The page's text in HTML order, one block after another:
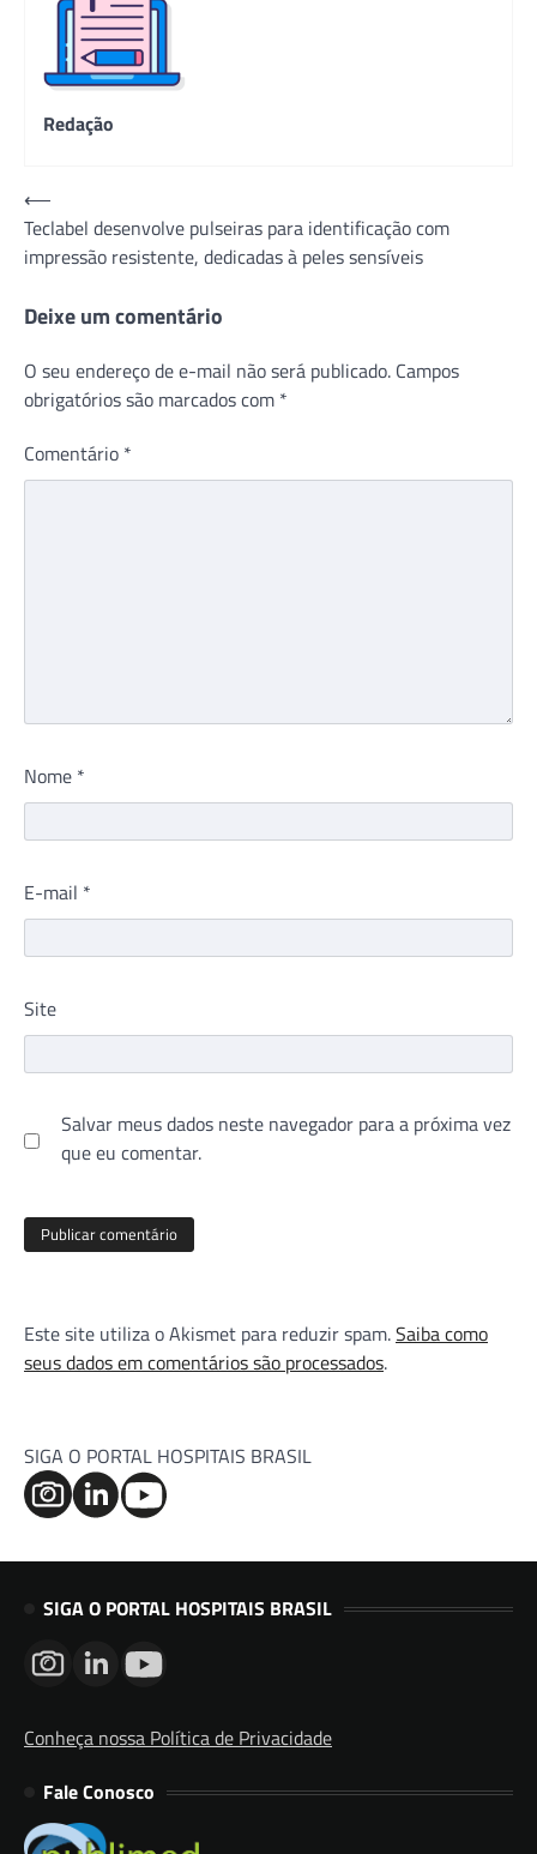
Redação
Navegação
de
Post
⟵
Teclabel desenvolve pulseiras para identificação com
impressão resistente, dedicadas à peles sensíveis
Deixe um comentário
O seu endereço de e-mail não será publicado. Campos
obrigatórios são marcados com *
Comentário *
Nome *
E-mail *
Site
Salvar meus dados neste navegador para a próxima vez
que eu comentar.
Este site utiliza o Akismet para reduzir spam.Saiba como
seus dados em comentários são processados.
SIGA O PORTAL HOSPITAIS BRASIL
SIGA O PORTAL HOSPITAIS BRASIL
Conheça nossa Política de Privacidade
Fale Conosco